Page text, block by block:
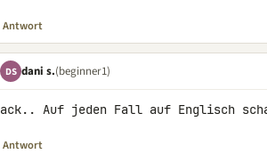
Antwort
DS dani s.(beginner1)
ack.. Auf jeden Fall auf Englisch
Antwort